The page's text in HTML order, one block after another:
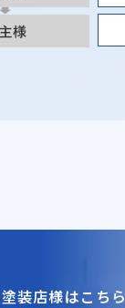
塗装店様はこちら